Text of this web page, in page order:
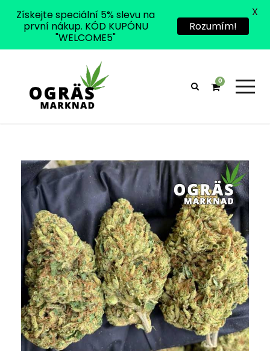
0
Získejte speciální 5% slevu na
první nákup. KÓD KUPÓNU
"WELCOME5"
Rozumím!
X